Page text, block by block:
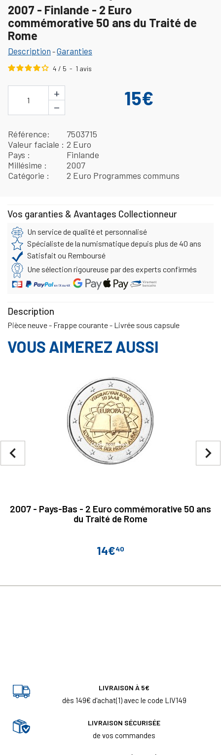
2007 - Finlande - 2 Euro
commémorative 50 ans du Traité de
Rome
Description -Garanties
4 / 5 - 1 avis
1
+
−
15€
Référence
7503715
Valeur faciale
2 Euro
Pays
Finlande
Millésime
2007
Catégorie
2 Euro Programmes communs
Vos garanties & Avantages Collectionneur
Un service de qualité et personnalisé
Spécialiste de la numismatique depuis plus de 40 ans
Satisfait ou Remboursé
Une sélection rigoureuse par des experts confirmés
Description
Pièce neuve - Frappe courante - Livrée sous capsule
VOUS AIMEREZ AUSSI
2007 - Pays-Bas - 2 Euro commémorative 50 ans
du Traité de Rome
Prix
14€40
navigate_next
navigate_before
LIVRAISON À 5€
dès 149€ d'achat(1) avec le code LIV149
LIVRAISON SÉCURISÉE
de vos commandes